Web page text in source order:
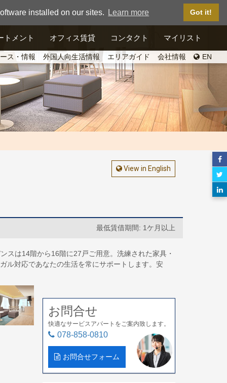
installed on our sites. Learn more Got it!
トメント オフィス賃貸 コンタクト マイリスト
ス・情報 外国人向生活情報 エリアガイド 会社情報 EN
View in English
最低賃借期間: 1ケ月以上
スは14階から16階に27戸ご用意。洗練された家具・
ル対応であなたの生活を常にサポートします。安
お問合せ
快適なサービスアパートをご案内致します。
078-858-0810
お問合せフォーム